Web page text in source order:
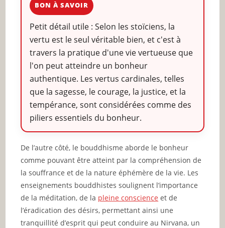
BON À SAVOIR
Petit détail utile : Selon les stoïciens, la
vertu est le seul véritable bien, et c'est à
travers la pratique d'une vie vertueuse que
l'on peut atteindre un bonheur
authentique. Les vertus cardinales, telles
que la sagesse, le courage, la justice, et la
tempérance, sont considérées comme des
piliers essentiels du bonheur.
De l’autre côté, le bouddhisme aborde le bonheur
comme pouvant être atteint par la compréhension de
la souffrance et de la nature éphémère de la vie. Les
enseignements bouddhistes soulignent l’importance
de la méditation, de la pleine conscience et de
l’éradication des désirs, permettant ainsi une
tranquillité d’esprit qui peut conduire au Nirvana, un